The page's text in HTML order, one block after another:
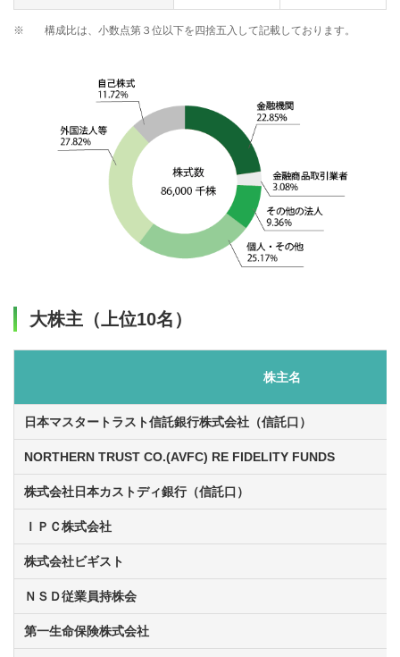
※ 構成比は、小数点第３位以下を四捨五入して記載しております。
大株主（上位10名）
株主名
日本マスタートラスト信託銀行株式会社（信託口）
NORTHERN TRUST CO.(AVFC) RE FIDELITY FUNDS
株式会社日本カストディ銀行（信託口）
ＩＰＣ株式会社
株式会社ビギスト
ＮＳＤ従業員持株会
第一生命保険株式会社